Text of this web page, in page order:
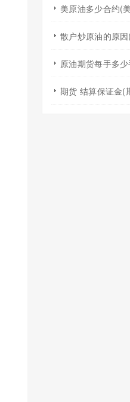
美原油多少合约(
散户炒原油的原